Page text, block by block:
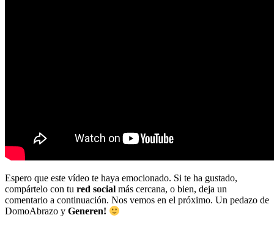
Espero que este vídeo te haya emocionado. Si te ha gustado,
compártelo con tu red social más cercana, o bien, deja un
comentario a continuación. Nos vemos en el próximo. Un pedazo de
DomoAbrazo y Generen!